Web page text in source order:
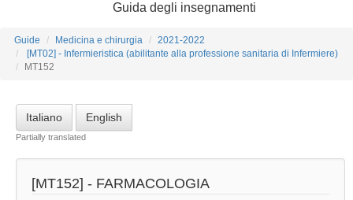
Guida degli insegnamenti
Guide Medicina e chirurgia
2021-2022
[MT02] - Infermieristica (abilitante alla professione sanitaria di Infermiere)
MT152
Italiano English
Partially translated
[MT152] - FARMACOLOGIA